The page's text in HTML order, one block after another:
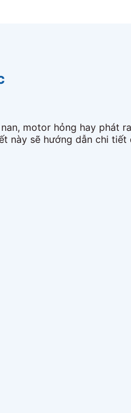
motor hỏng hay phát
này sẽ hướng dẫn chi